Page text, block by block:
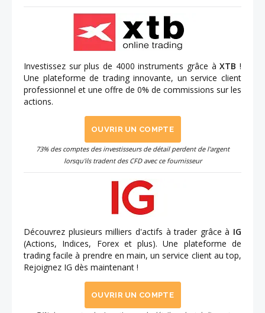
Investissez sur plus de 4000 instruments grâce àXTB !
Une plateforme de trading innovante, un service client
professionnel et une offre de 0% de commissions sur les
actions.
OUVRIR UN COMPTE
73% des comptes des investisseurs de détail perdent de l'argent
lorsqu'ils tradent des CFD avec ce fournisseur
Découvrez plusieurs milliers d'actifs à trader grâce à IG
(Actions, Indices, Forex et plus). Une plateforme de
trading facile à prendre en main, un service client au top,
Rejoignez IG dès maintenant !
OUVRIR UN COMPTE